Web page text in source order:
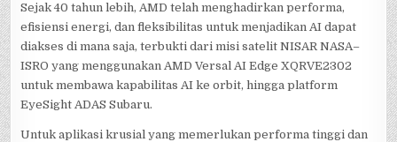
Sejak 40 tahun lebih, AMD telah menghadirkan performa,
efisiensi energi, dan fleksibilitas untuk menjadikan AI dapat
diakses di mana saja, terbukti dari misi satelit NISAR NASA–
ISRO yang menggunakan AMD Versal AI Edge XQRVE2302
untuk membawa kapabilitas AI ke orbit, hingga platform
EyeSight ADAS Subaru.
Untuk aplikasi krusial yang memerlukan performa tinggi dan